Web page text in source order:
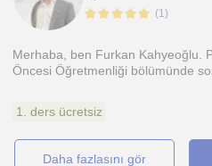
(1)
Merhaba, ben Furkan Kahyeoğlu.
Öncesi Öğretmenliği bölümünde
1. ders ücretsiz
daha fazlasını gör